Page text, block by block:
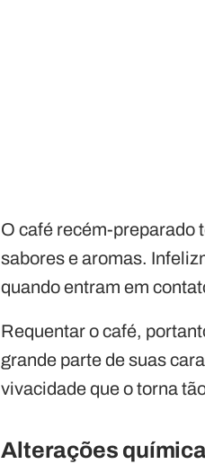
O café recém-preparado
sabores e aromas.
quando entram em
Requentar o café,
grande parte de suas
vivacidade que o torna
Alterações